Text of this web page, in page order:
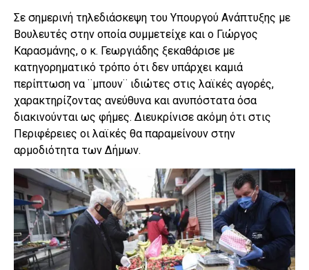
Σε σημερινή τηλεδιάσκεψη του Υπουργού Ανάπτυξης με
Βουλευτές στην οποία συμμετείχε και ο Γιώργος
Καρασμάνης, ο κ. Γεωργιάδης ξεκαθάρισε με
κατηγορηματικό τρόπο ότι δεν υπάρχει καμιά
περίπτωση να ¨μπουν¨ ιδιώτες στις λαϊκές αγορές,
χαρακτηρίζοντας ανεύθυνα και ανυπόστατα όσα
διακινούνται ως φήμες. Διευκρίνισε ακόμη ότι στις
Περιφέρειες οι λαϊκές θα παραμείνουν στην
αρμοδιότητα των Δήμων.